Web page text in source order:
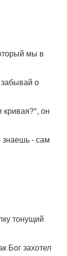
мы в
о
он
знаешь - сам
тонущий
Бог захотел